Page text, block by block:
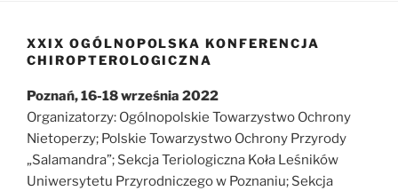
XXIX OGÓLNOPOLSKA KONFERENCJA
CHIROPTEROLOGICZNA
Poznań, 16-18 września 2022
Organizatorzy: Ogólnopolskie Towarzystwo Ochrony
Nietoperzy; Polskie Towarzystwo Ochrony Przyrody
„Salamandra”; Sekcja Teriologiczna Koła Leśników
Uniwersytetu Przyrodniczego w Poznaniu; Sekcja